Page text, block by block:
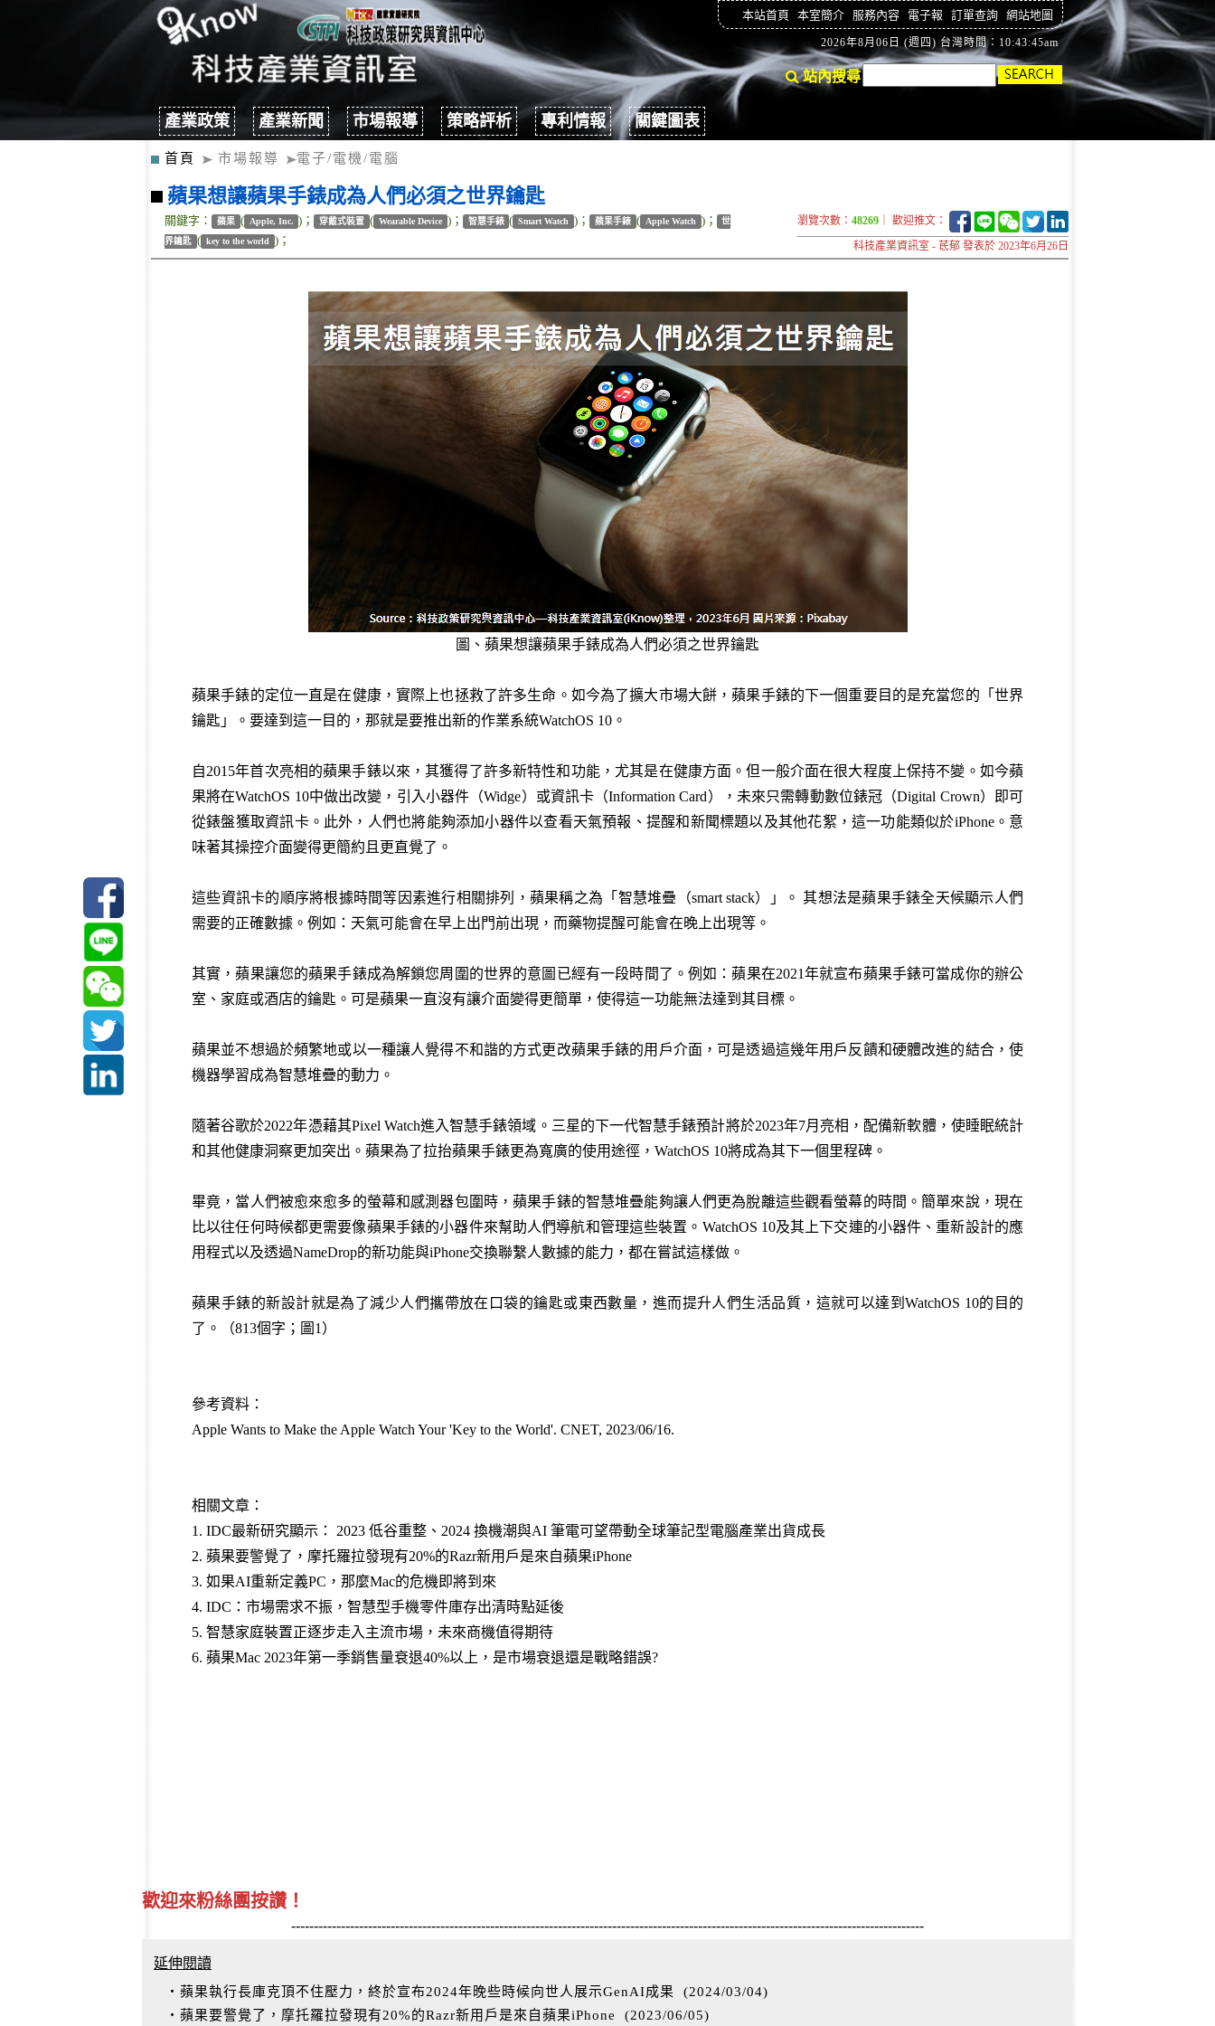
本站首頁 本室簡介 服務內容 電子報 訂單查詢 網站地圖
2026年8月06日 (週四) 台灣時間：10:43:46am
站內搜尋
產業政策 產業新聞 市場報導 策略評析 專利情報 關鍵圖表
首頁 市場報導 電子/電機/電腦
蘋果想讓蘋果手錶成為人們必須之世界鑰匙
關鍵字： 蘋果 ( Apple, Inc. )； 穿戴式裝置 ( Wearable Device )； 智慧手錶 ( Smart Watch )； 蘋果手錶 ( Apple Watch )；
世
界鑰匙 ( key to the world )；
瀏覽次數： 48269 ｜ 歡迎推文：
科技產業資訊室 - 茋郁 發表於 2023年6月26日
圖、蘋果想讓蘋果手錶成為人們必須之世界鑰匙
蘋果手錶的定位一直是在健康，實際上也拯救了許多生命。如今為了擴大市場大餅，蘋果手錶的下一個重要目的是充當您的「世界
鑰匙」。要達到這一目的，那就是要推出新的作業系統WatchOS 10。
自2015年首次亮相的蘋果手錶以來，其獲得了許多新特性和功能，尤其是在健康方面。但一般介面在很大程度上保持不變。如今蘋
果將在WatchOS 10中做出改變，引入小器件（Widge）或資訊卡（Information Card），未來只需轉動數位錶冠（Digital Crown）即可
從錶盤獲取資訊卡。此外，人們也將能夠添加小器件以查看天氣預報、提醒和新聞標題以及其他花絮，這一功能類似於iPhone。意
味著其操控介面變得更簡約且更直覺了。
這些資訊卡的順序將根據時間等因素進行相關排列，蘋果稱之為「智慧堆疊（smart stack）」。 其想法是蘋果手錶全天候顯示人們
需要的正確數據。例如：天氣可能會在早上出門前出現，而藥物提醒可能會在晚上出現等。
其實，蘋果讓您的蘋果手錶成為解鎖您周圍的世界的意圖已經有一段時間了。例如：蘋果在2021年就宣布蘋果手錶可當成你的辦公
室、家庭或酒店的鑰匙。可是蘋果一直沒有讓介面變得更簡單，使得這一功能無法達到其目標。
蘋果並不想過於頻繁地或以一種讓人覺得不和諧的方式更改蘋果手錶的用戶介面，可是透過這幾年用戶反饋和硬體改進的結合，使
機器學習成為智慧堆疊的動力。
隨著谷歌於2022年憑藉其Pixel Watch進入智慧手錶領域。三星的下一代智慧手錶預計將於2023年7月亮相，配備新軟體，使睡眠統計
和其他健康洞察更加突出。蘋果為了拉抬蘋果手錶更為寬廣的使用途徑，WatchOS 10將成為其下一個里程碑。
畢竟，當人們被愈來愈多的螢幕和感測器包圍時，蘋果手錶的智慧堆疊能夠讓人們更為脫離這些觀看螢幕的時間。簡單來說，現在
比以往任何時候都更需要像蘋果手錶的小器件來幫助人們導航和管理這些裝置。WatchOS 10及其上下交連的小器件、重新設計的應
用程式以及透過NameDrop的新功能與iPhone交換聯繫人數據的能力，都在嘗試這樣做。
蘋果手錶的新設計就是為了減少人們攜帶放在口袋的鑰匙或東西數量，進而提升人們生活品質，這就可以達到WatchOS 10的目的
了。（813個字；圖1）
參考資料：
Apple Wants to Make the Apple Watch Your 'Key to the World'. CNET, 2023/06/16.
相關文章：
1. IDC最新研究顯示： 2023 低谷重整、2024 換機潮與AI 筆電可望帶動全球筆記型電腦產業出貨成長
2. 蘋果要警覺了，摩托羅拉發現有20%的Razr新用戶是來自蘋果iPhone
3. 如果AI重新定義PC，那麼Mac的危機即將到來
4. IDC：市場需求不振，智慧型手機零件庫存出清時點延後
5. 智慧家庭裝置正逐步走入主流市場，未來商機值得期待
6. 蘋果Mac 2023年第一季銷售量衰退40%以上，是市場衰退還是戰略錯誤?
歡迎來粉絲團按讚！
--------------------------------------------------------------------------------------------------------------------------------------------
延伸閱讀
‧蘋果執行長庫克頂不住壓力，終於宣布2024年晚些時候向世人展示GenAI成果 (2024/03/04)
‧蘋果要警覺了，摩托羅拉發現有20%的Razr新用戶是來自蘋果iPhone
(2023/06/05)